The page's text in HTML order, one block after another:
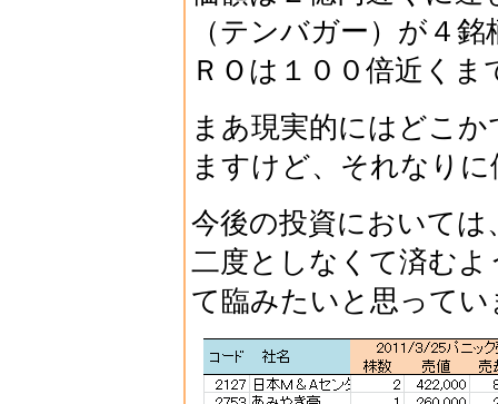
（テンバガー）が４
ＲＯは１００倍近く
まあ現実的にはどこ
ますけど、それなり
今後の投資において
二度としなくて済む
て臨みたいと思ってい